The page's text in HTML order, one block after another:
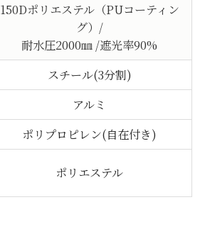
150Dポリエステル（PUコーティン
グ）/
耐水圧2000㎜ /遮光率90%
スチール(3分割)
アルミ
ポリプロピレン(自在付き)
ポリエステル